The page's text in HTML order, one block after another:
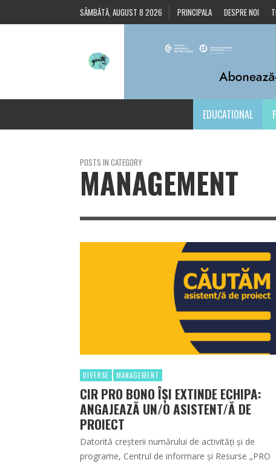
SÂMBĂTĂ, AUGUST 8 2026 PRINCIPALA DESPRE NOI
EDUCATIONAL
POSTS IN CATEGORY
MANAGEMENT
DIVERSE MANAGEMENT
CIR PRO BONO ÎȘI EXTINDE ECHIPA:
ANGAJEAZĂ UN/O ASISTENT/Ă DE
PROIECT
Datorită creșterii numărului de activități și de
programe, Centrul de informare și Resurse „PRO